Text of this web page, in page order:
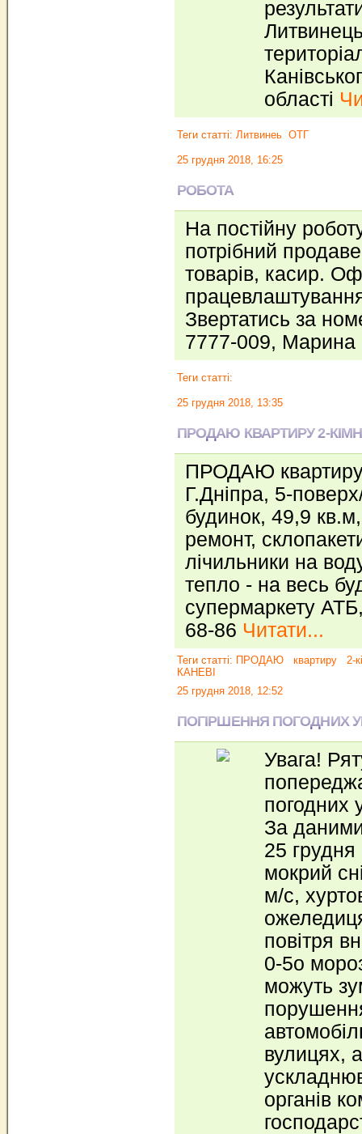
області
Теги статті: Литвинеь ОТГ
25 грудня 2018, 16:25
РОБОТА
На постійну
потрібний
товарів, касир.
Звертатись за
7777-009, Марина
Теги статті:
25 грудня 2018, 13:35
ПРОДАЮ КВАРТИРУ 2-
ПРОДАЮ квартиру
Г.Дніпра, 5-
будинок, 49,9
ремонт,
лічильники на
тепло - на весь
супермаркету
68-86 Читати...
Теги статті: ПРОДАЮ квартиру
2-
КАНЕВІ
25 грудня 2018, 12:52
ПОГІРШЕННЯ ПОГОДНИХ
Увага!
погодних
За
25 грудня
мокрий
м/с,
повітря
0-5о
можуть
вулицях,
органів